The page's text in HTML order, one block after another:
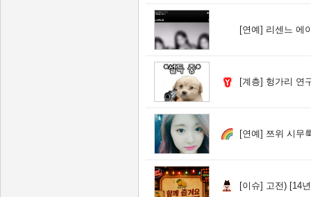
[연예] 리센느 에
[계층] 헝가리 연구
[연예] 쯔위 시무
[이슈] 고전) [14